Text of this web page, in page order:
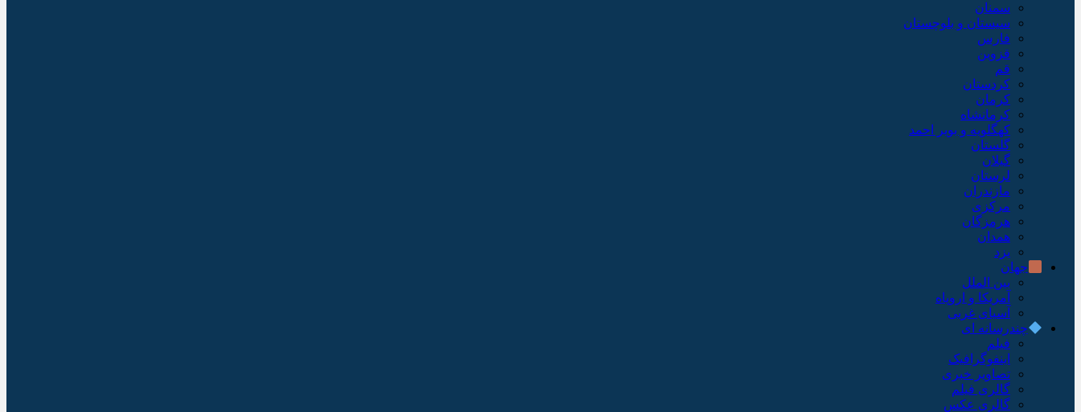
سمنان
سیستان و بلوچستان
فارس
قزوین
قم
کردستان
کرمان
کرمانشاه
کهگلویه و بویر احمد
گلستان
گیلان
لرستان
مازندران
مرکزی
هرمزگان
همدان
یزد
جهان
بین الملل
آمریکا و اروپاه
آسیای غربی
چندرسانه ای
فیلم
اینفوگرافیک
تصاویر خبری
گالری فیلم
گالری عکس